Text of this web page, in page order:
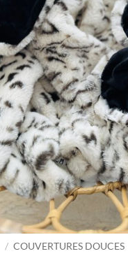
/ COUVERTURES DOUCES